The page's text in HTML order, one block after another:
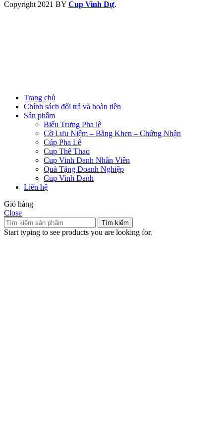
Copyright 2021 BY Cup Vinh Dự.
Trang chủ
Chính sách đổi trả và hoàn tiền
Sản phẩm
Biểu Trưng Pha lê
Cờ Lưu Niệm – Bằng Khen – Chứng Nhận
Cúp Pha Lê
Cup Thể Thao
Cup Vinh Danh Nhân Viên
Quà Tặng Doanh Nghiệp
Cup Vinh Danh
Liên hệ
Giỏ hàng
Close
Tìm kiếm
Start typing to see products you are looking for.